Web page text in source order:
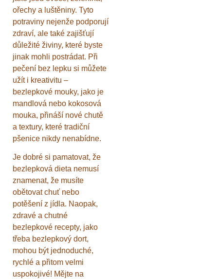
ořechy a luštěniny. Tyto
potraviny nejenže podporují
zdraví, ale také zajišťují
důležité živiny, které byste
jinak mohli postrádat. Při
pečení bez lepku si můžete
užít i kreativitu –
bezlepkové mouky, jako je
mandlová nebo kokosová
mouka, přináší nové chutě
a textury, které tradiční
pšenice nikdy nenabídne.
Je dobré si pamatovat, že
bezlepková dieta nemusí
znamenat, že musíte
obětovat chuť nebo
potěšení z jídla. Naopak,
zdravé a chutné
bezlepkové recepty, jako
třeba bezlepkový dort,
mohou být jednoduché,
rychlé a přitom velmi
uspokojivé! Mějte na